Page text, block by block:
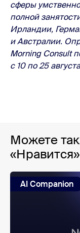
сферы
полной
Ирландии,
и Австралии.
Morning Consult
с 10 по 25
Можете
«Нравится»
AI Companion